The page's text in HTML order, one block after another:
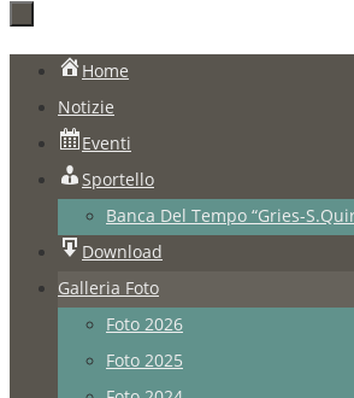
Salta
contenuto
Home
Notizie
Eventi
Sportello
Banca Del Tempo “Gries-
Download
Galleria Foto
Foto 2026
Foto 2025